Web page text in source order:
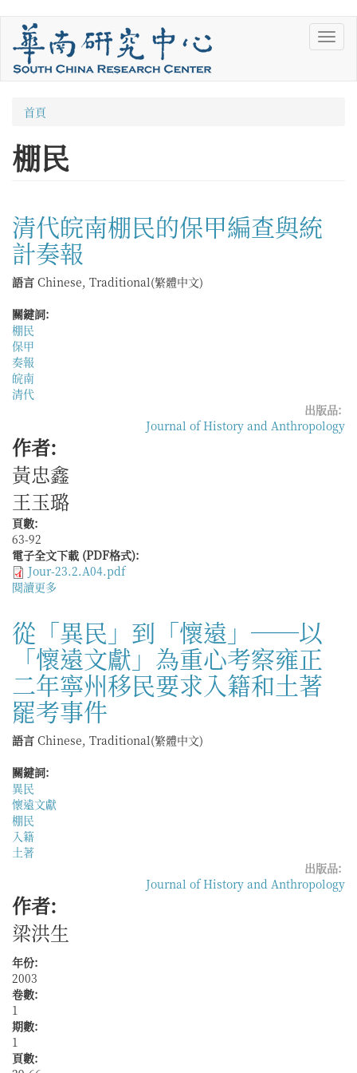
您
在
這
首頁
棚民
清代皖南棚民的保甲編查與統
計奏報
語言 Chinese, Traditional(繁體中文)
關鍵詞:
棚民
保甲
奏報
皖南
清代
出版品:
Journal of History and Anthropology
作者:
黃忠鑫
王玉璐
頁數:
63-92
電子全文下載 (PDF格式):
Jour-23.2.A04.pdf
閱讀更多
清
代
皖
南
棚
民
的
甲
從「異民」到「懷遠」──以
「懷遠文獻」為重心考察雍正
二年寧州移民要求入籍和土著
罷考事件
語言 Chinese, Traditional(繁體中文)
關鍵詞:
異民
懷遠文獻
棚民
入籍
土著
出版品:
Journal of History and Anthropology
作者:
梁洪生
年份:
2003
卷數:
1
期數:
1
頁數: